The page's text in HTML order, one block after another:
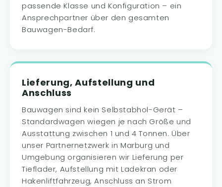
passende Klasse und Konfiguration – ein
Ansprechpartner über den gesamten
Bauwagen-Bedarf.
Lieferung, Aufstellung und
Anschluss
Bauwagen sind kein Selbstabhol-Gerät –
Standardwagen wiegen je nach Größe und
Ausstattung zwischen 1 und 4 Tonnen. Über
unser Partnernetzwerk in Marburg und
Umgebung organisieren wir Lieferung per
Tieflader, Aufstellung mit Ladekran oder
Hakenliftfahrzeug, Anschluss an Strom